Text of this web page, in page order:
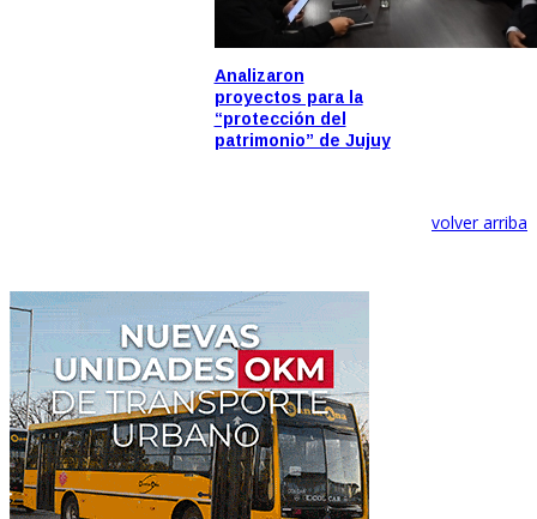
Analizaron
proyectos para la
“protección del
patrimonio” de Jujuy
volver arriba